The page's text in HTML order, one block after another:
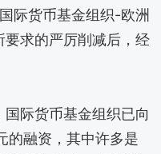
际货币基金组织-欧洲
求的严厉削减后，经
际货币基金组织已向
的融资，其中许多是